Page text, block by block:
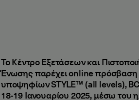
Το Κέντρο Εξετάσεων και
Ένωσης παρέχει online
υποψηφίων STYLE™ (all levels),
18-19 Ιανουαρίου 2025, μέσω του